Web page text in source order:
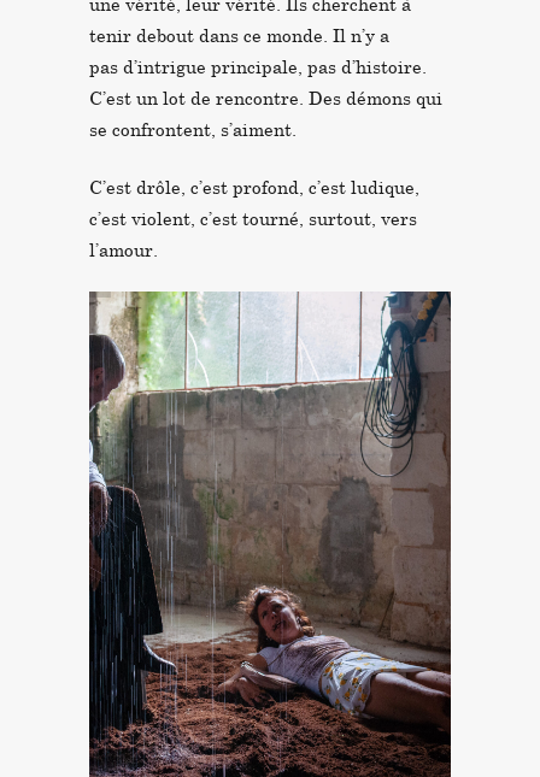
tenir debout dans ce monde. Il n’y a
pas d’intrigue principale, pas d’histoire.
C’est un lot de rencontre. Des démons qui
se confrontent, s’aiment.
C’est drôle, c’est profond, c’est ludique,
c’est violent, c’est tourné, surtout, vers
l’amour.